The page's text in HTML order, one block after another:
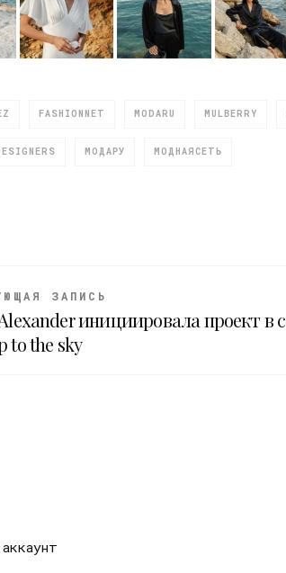
FASHIONNET MODARU MULBERRY
МОДАРУ МОДНАЯСЕТЬ
ЗАПИСЬ
инициировала проект в
to the sky